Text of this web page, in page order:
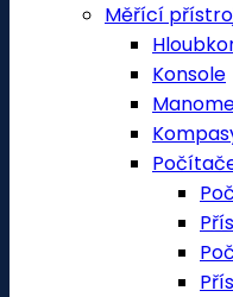
Měřící
Konsole